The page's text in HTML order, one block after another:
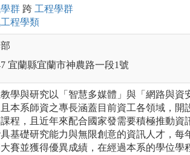
學群 跨 工程學群
程學類
宜蘭縣宜蘭市神農路一段1號
學與研究以「智慧多媒體」與「網路與資
本系師資之專長涵蓋目前資工各領域，開
程，且近年來配合國家發需要積極推動資
基礎研究能力與無限創意的資訊人才，每
賽並獲得優異成績，在經過本系的學位學